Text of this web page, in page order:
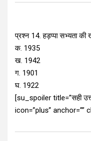
प्रश्न 14. हड़प्पा सभ्यता की
क. 1935
ख. 1942
ग. 1901
घ. 1922
[su_spoiler title=”सही
icon=”plus” anchor=””